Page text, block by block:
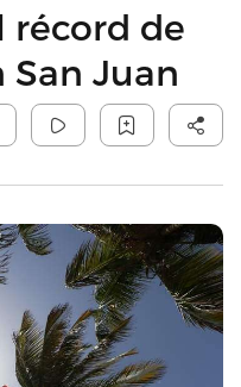
récord de
Juan